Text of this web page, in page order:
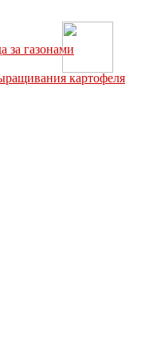
за газонами
картофеля